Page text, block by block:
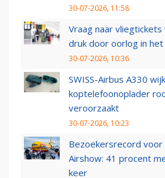
30-07-2026, 11:58
Vraag naar
druk door oorlog in
30-07-2026, 10:36
SWISS-Airbus A330
koptelefoonoplader
veroorzaakt
30-07-2026, 10:23
Bezoekersrecord voor
Airshow: 41 procent
keer